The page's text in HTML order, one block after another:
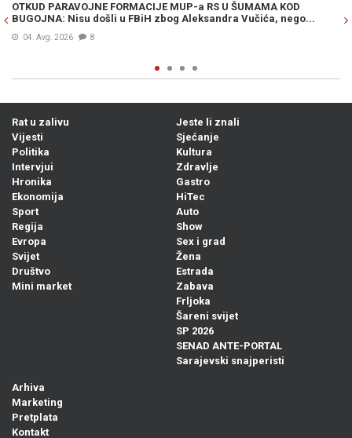
OTKUD PARAVOJNE FORMACIJE MUP-a RS U ŠUMAMA KOD
BUGOJNA: Nisu došli u FBiH zbog Aleksandra Vučića, nego...
04. Avg. 2026 8
Rat u zalivu
Vijesti
Politika
Intervjui
Hronika
Ekonomija
Sport
Regija
Evropa
Svijet
Društvo
Mini market
Jeste li znali
Sjećanje
Kultura
Zdravlje
Gastro
HiTec
Auto
Show
Sex i grad
Žena
Estrada
Zabava
Frljoka
Šareni svijet
SP 2026
SENAD ANTE-PORTAL
Sarajevski snajperisti
Arhiva
Marketing
Pretplata
Kontakt